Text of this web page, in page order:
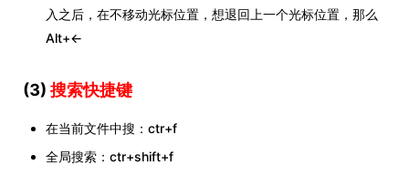
入之后，在不移动光标位置，想退回上一个光标位置，那么
Alt+←
(3) 搜索快捷键
在当前文件中搜：ctr+f
全局搜索：ctr+shift+f